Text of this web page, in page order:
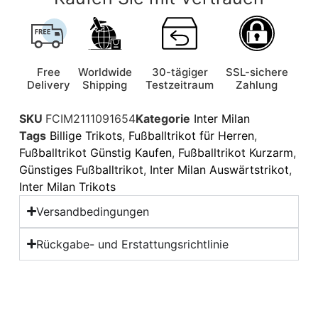
Free
Delivery
Worldwide
Shipping
30-tägiger
Testzeitraum
SSL-sichere
Zahlung
SKU FCIM2111091654Kategorie Inter Milan
Tags Billige Trikots, Fußballtrikot für Herren,
Fußballtrikot Günstig Kaufen, Fußballtrikot Kurzarm,
Günstiges Fußballtrikot, Inter Milan Auswärtstrikot,
Inter Milan Trikots
Versandbedingungen
Rückgabe- und Erstattungsrichtlinie